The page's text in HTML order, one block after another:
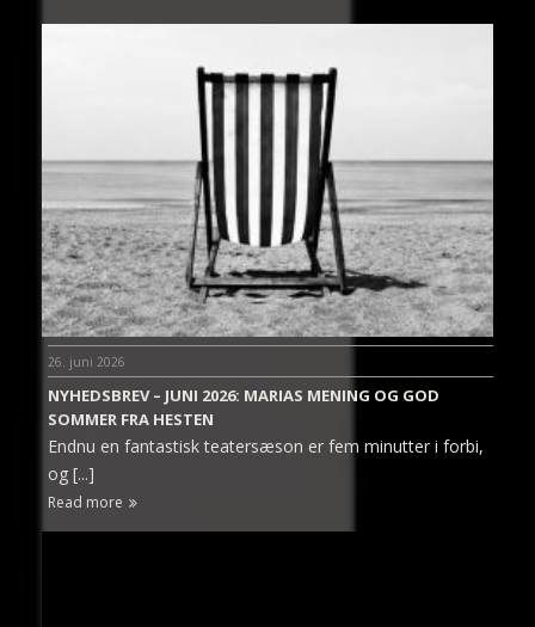
26. juni 2026
NYHEDSBREV – JUNI 2026: MARIAS MENING OG GOD
SOMMER FRA HESTEN
Endnu en fantastisk teatersæson er fem minutter i forbi,
og [...]
Read more